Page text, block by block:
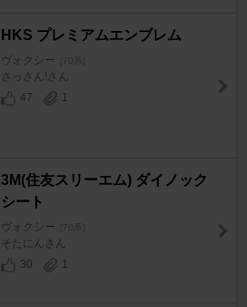
HKS プレミアムエンブレム
ヴォクシー [70系]
さっさん!さん
47
1
3M(住友スリーエム) ダイノック
シート
ヴォクシー [70系]
そたにんさん
30
1